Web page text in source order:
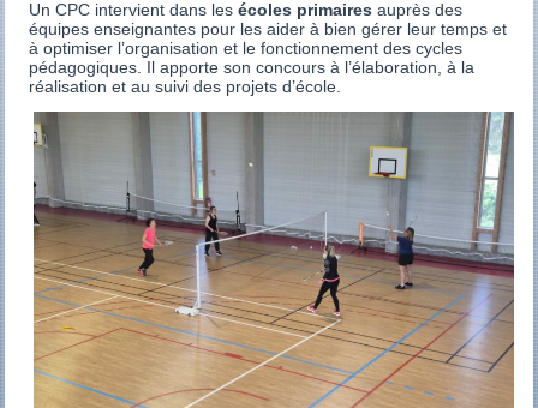
Un CPC intervient dans lesécoles primaires auprès des
équipes enseignantes pour les aider à bien gérer leur temps et
à optimiser l’organisation et le fonctionnement des cycles
pédagogiques. Il apporte son concours à l’élaboration, à la
réalisation et au suivi des projets d’école.